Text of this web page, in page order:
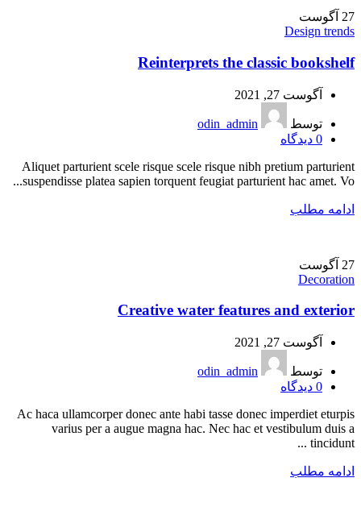
27 آگوست
Design trends
Reinterprets the classic bookshelf
آگوست 27, 2021
توسط
odin_admin
0 دیدگاه
Aliquet parturient scele risque scele risque nibh pretium parturient
suspendisse platea sapien torquent feugiat parturient hac amet. Vo...
ادامه مطلب
27 آگوست
Decoration
Creative water features and exterior
آگوست 27, 2021
توسط
odin_admin
0 دیدگاه
Ac haca ullamcorper donec ante habi tasse donec imperdiet eturpis
varius per a augue magna hac. Nec hac et vestibulum duis a
tincidunt ...
ادامه مطلب